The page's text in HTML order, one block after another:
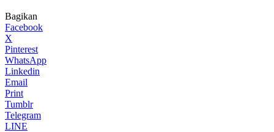
Bagikan
Facebook
X
Pinterest
WhatsApp
Linkedin
Email
Print
Tumblr
Telegram
LINE